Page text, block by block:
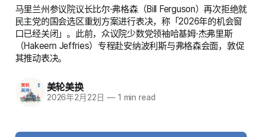
马里兰州参议院议长比尔·弗格森（Bill Ferguson）再次拒绝就
民主党的国会选区重划方案进行表决，称「2026年的机会窗
口已经关闭」。此前，众议院少数党领袖哈基姆·杰弗里斯
（Hakeem Jeffries）专程赴安纳波利斯与弗格森会面，敦促
其推动表决。
美轮美换
2026年2月22日 —1 min read